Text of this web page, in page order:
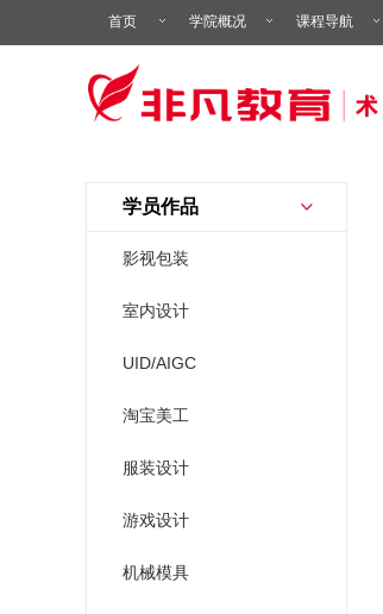
首页 学院概况 课程导航
学员作品
影视包装
室内设计
UID/AIGC
淘宝美工
服装设计
游戏设计
机械模具